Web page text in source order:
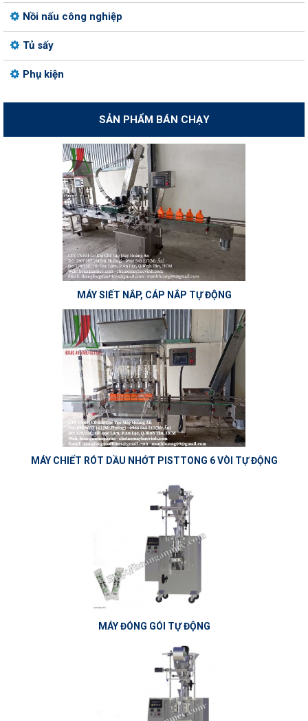
Nồi nấu công nghiệp
Tủ sấy
Phụ kiện
SẢN PHẨM BÁN CHẠY
MÁY SIẾT NẮP, CÁP NẮP TỰ ĐỘNG
MÁY CHIẾT RÓT DẦU NHỚT PISTTONG 6 VÒI TỰ ĐỘNG
MÁY ĐÓNG GÓI TỰ ĐỘNG